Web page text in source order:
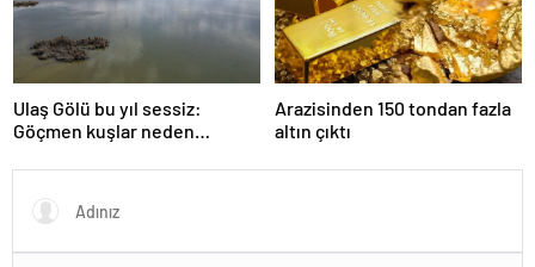
Ulaş Gölü bu yıl sessiz:
Göçmen kuşlar neden
Arazisinden 150 tondan fazla
altın çıktı